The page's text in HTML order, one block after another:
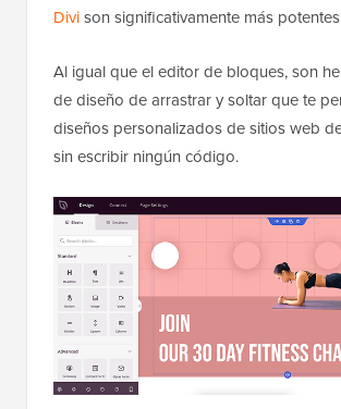
Divison significativamente más
Al igual que el editor de bloques, son
de diseño de arrastrar y soltar que te
diseños personalizados de sitios web
sin escribir ningún código.